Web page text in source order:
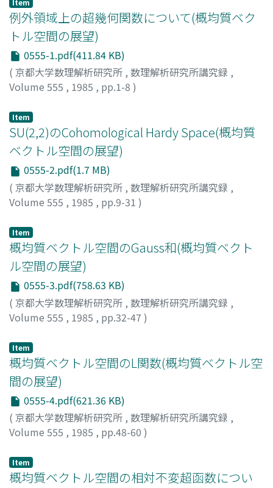
例外領域上の超幾何関数について(概均質ベク
トル空間の展望)
0555-1.pdf(411.84 KB)
( 京都大学数理解析研究所 , 数理解析研究所講究録 ,
Volume 555 , 1985 , pp.1-8 )
Item
SU(2,2)のCohomological Hardy Space(概均質
ベクトル空間の展望)
0555-2.pdf(1.7 MB)
( 京都大学数理解析研究所 , 数理解析研究所講究録 ,
Volume 555 , 1985 , pp.9-31 )
Item
概均質ベクトル空間のGauss和(概均質ベクト
ル空間の展望)
0555-3.pdf(758.63 KB)
( 京都大学数理解析研究所 , 数理解析研究所講究録 ,
Volume 555 , 1985 , pp.32-47 )
カワナカ, ノリアキ
Item
概均質ベクトル空間のL関数(概均質ベクトル空
間の展望)
0555-4.pdf(621.36 KB)
( 京都大学数理解析研究所 , 数理解析研究所講究録 ,
Volume 555 , 1985 , pp.48-60 )
Item
概均質ベクトル空間の相対不変超函数につい